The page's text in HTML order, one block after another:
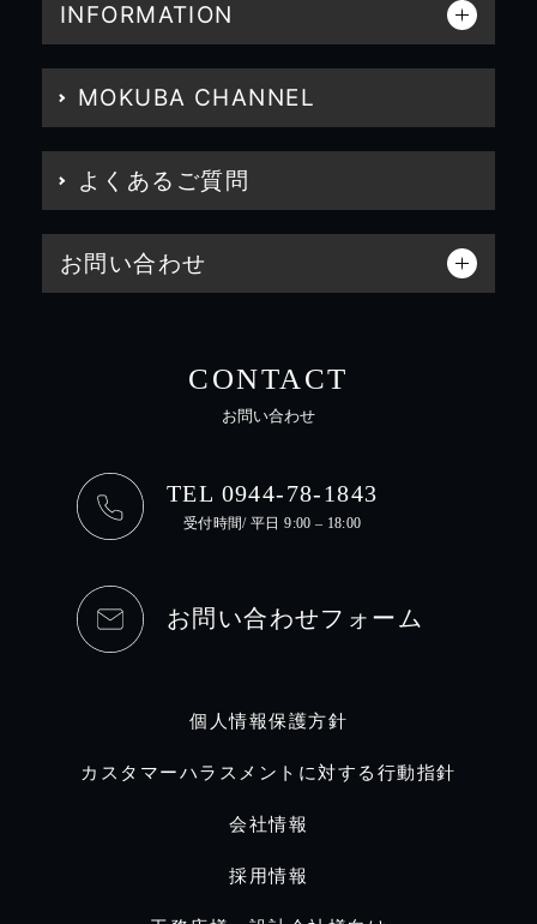
INFORMATION
MOKUBA CHANNEL
よくあるご質問
お問い合わせ
CONTACT
お問い合わせ
TEL 0944-78-1843
受付時間/ 平日 9:00 – 18:00
お問い合わせフォーム
個人情報保護方針
カスタマーハラスメントに対する行動指針
会社情報
採用情報